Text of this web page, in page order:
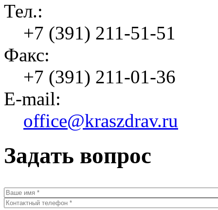
Тел.:
+7 (391) 211-51-51
Факс:
+7 (391) 211-01-36
E-mail:
office@kraszdrav.ru
Задать вопрос